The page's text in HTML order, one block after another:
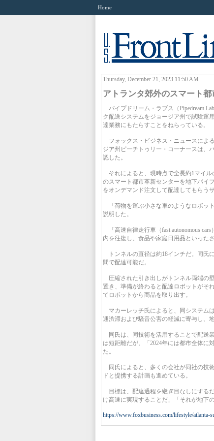
Home
Thursday, December 21, 2023 11:50 AM
アトランタ郊外のスマート
パイプドリーム・ラブス（Pipedream
ク配送システムをジョージア州で試験運
達業務にもたらすことをねらっている。
フォックス・ビジネス・ニュースによ
ジア州ピーチトゥリー・コーナースは、
認した。
それによると、現時点で全長約1マイル
のスマート都市革新センターを地下パイ
をオンデマンド注文して配達してもらう
「荷物を運ぶ小さな車のようなロボッ
説明した。
「高速自律走行車（fast autonomous
内を往復し、食品や家庭日用品といった
トンネルの直径は約18インチだ。同氏
間で配達可能だ。
圧縮された引き出しがトンネル両端の
置き、準備が終わると配達ロボットがそ
てロボットから商品を取り出す。
マカーレッチ氏によると、同システム
通渋滞および騒音公害の軽減に寄与し、
同氏は、同技術を活用することで配送
は短距離だが、「2024年には都市全体に
た。
同氏によると、多くの会社が同社の技
ドと提携する計画も進めている。
目標は、配達過程を継ぎ目なしにする
け高速に実現することだ」「それが地下
https://www.foxbusiness.com/lifestyle/atlanta-